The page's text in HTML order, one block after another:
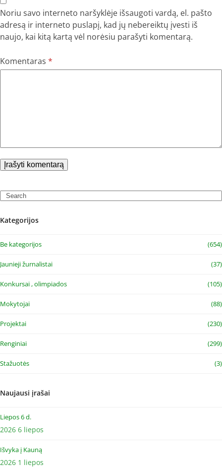
Noriu savo interneto naršyklėje išsaugoti vardą, el. pašto
adresą ir interneto puslapį, kad jų nebereiktų įvesti iš
naujo, kai kitą kartą vėl norėsiu parašyti komentarą.
Komentaras *
Search
Kategorijos
Be kategorijos (654)
Jaunieji žurnalistai (37)
Konkursai , olimpiados (105)
Mokytojai (88)
Projektai (230)
Renginiai (299)
Stažuotės (3)
Naujausi įrašai
Liepos 6 d.
2026 6 liepos
Išvyka į Kauną
2026 1 liepos